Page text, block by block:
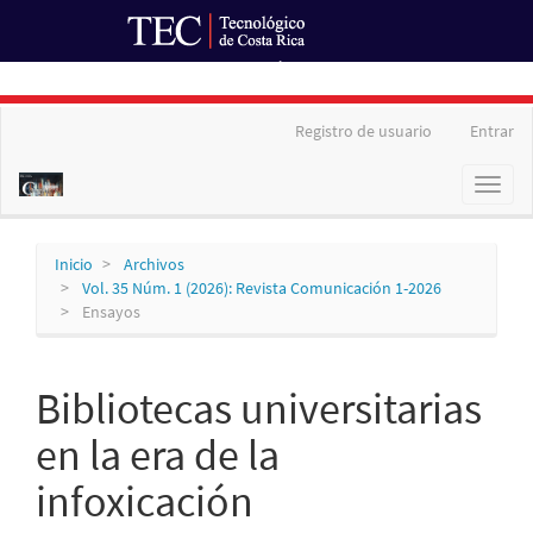
principal
Registro de usuario Entrar
Toggle
Inicio
Archivos
Vol. 35 Núm. 1 (2026): Revista Comunicación 1-2026
Ensayos
Bibliotecas universitarias
en la era de la
infoxicación